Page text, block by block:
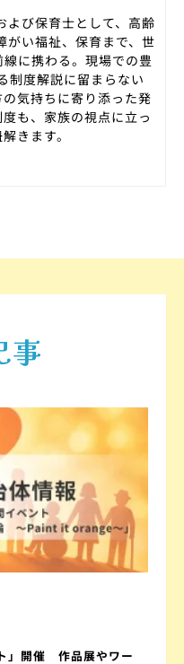
よび保育士として、高齢
がい福祉、保育まで、世
に携わる。現場での豊
制度解説に留まらない
の気持ちに寄り添った発
も、家族の視点に立っ
きます。
事
」開催 作品展やワー